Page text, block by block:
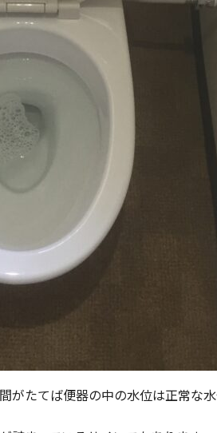
たてば便器の中の水位は正常な水